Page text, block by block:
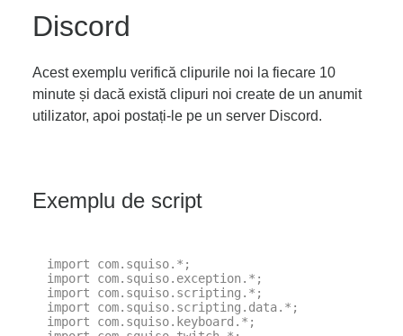
Discord
Acest exemplu verifică clipurile noi la fiecare 10
minute și dacă există clipuri noi create de un anumit
utilizator, apoi postați-le pe un server Discord.
Exemplu de script
import com.squiso.*;
import com.squiso.exception.*;
import com.squiso.scripting.*;
import com.squiso.scripting.data.*;
import com.squiso.keyboard.*;